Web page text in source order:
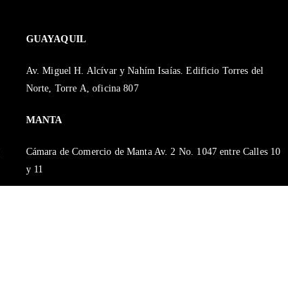
GUAYAQUIL
Av. Miguel H. Alcívar y Nahím Isaías. Edificio Torres del
Norte, Torre A, oficina 807
MANTA
Cámara de Comercio de Manta Av. 2 No. 1047 entre Calles 10
y 11